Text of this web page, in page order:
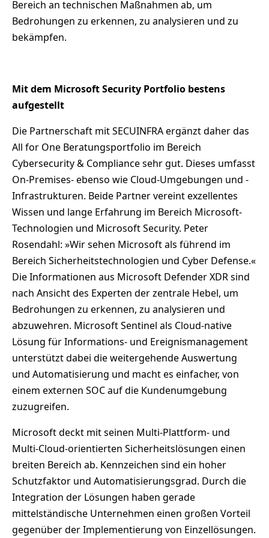
Bereich an technischen Maßnahmen ab, um
Bedrohungen zu erkennen, zu analysieren und zu
bekämpfen.
Mit dem Microsoft Security Portfolio bestens
aufgestellt
Die Partnerschaft mit SECUINFRA ergänzt daher das
All for One Beratungsportfolio im Bereich
Cybersecurity & Compliance sehr gut. Dieses umfasst
On-Premises- ebenso wie Cloud-Umgebungen und -
Infrastrukturen. Beide Partner vereint exzellentes
Wissen und lange Erfahrung im Bereich Microsoft-
Technologien und Microsoft Security. Peter
Rosendahl: »Wir sehen Microsoft als führend im
Bereich Sicherheitstechnologien und Cyber Defense.«
Die Informationen aus Microsoft Defender XDR sind
nach Ansicht des Experten der zentrale Hebel, um
Bedrohungen zu erkennen, zu analysieren und
abzuwehren. Microsoft Sentinel als Cloud-native
Lösung für Informations- und Ereignismanagement
unterstützt dabei die weitergehende Auswertung
und Automatisierung und macht es einfacher, von
einem externen SOC auf die Kundenumgebung
zuzugreifen.
Microsoft deckt mit seinen Multi-Plattform- und
Multi-Cloud-orientierten Sicherheitslösungen einen
breiten Bereich ab. Kennzeichen sind ein hoher
Schutzfaktor und Automatisierungsgrad. Durch die
Integration der Lösungen haben gerade
mittelständische Unternehmen einen großen Vorteil
gegenüber der Implementierung von Einzellösungen.